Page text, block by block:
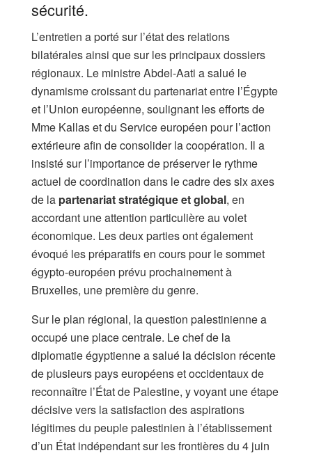
sécurité.
L’entretien a porté sur l’état des relations
bilatérales ainsi que sur les principaux dossiers
régionaux. Le ministre Abdel-Aati a salué le
dynamisme croissant du partenariat entre l’Égypte
et l’Union européenne, soulignant les efforts de
Mme Kallas et du Service européen pour l’action
extérieure afin de consolider la coopération. Il a
insisté sur l’importance de préserver le rythme
actuel de coordination dans le cadre des six axes
de la partenariat stratégique et global, en
accordant une attention particulière au volet
économique. Les deux parties ont également
évoqué les préparatifs en cours pour le sommet
égypto-européen prévu prochainement à
Bruxelles, une première du genre.
Sur le plan régional, la question palestinienne a
occupé une place centrale. Le chef de la
diplomatie égyptienne a salué la décision récente
de plusieurs pays européens et occidentaux de
reconnaître l’État de Palestine, y voyant une étape
décisive vers la satisfaction des aspirations
légitimes du peuple palestinien à l’établissement
d’un État indépendant sur les frontières du 4 juin